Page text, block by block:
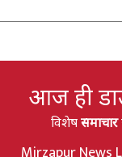
आज ही
विशेषसमाचार